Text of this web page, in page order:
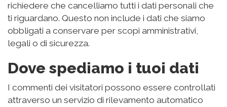
richiedere che cancelliamo tutti i dati personali che
ti riguardano. Questo non include i dati che siamo
obbligati a conservare per scopi amministrativi,
legali o di sicurezza.
Dove spediamo i tuoi dati
I commenti dei visitatori possono essere controllati
attraverso un servizio di rilevamento automatico